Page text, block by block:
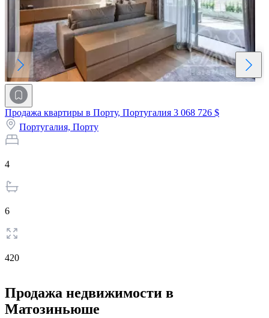
Продажа квартиры в Порту, Португалия 3 068 726 $
Португалия, Порту
4
6
420
Продажа недвижимости в
Матозиньюше